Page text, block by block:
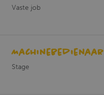
Vaste job
Machinebedienaar
Stage